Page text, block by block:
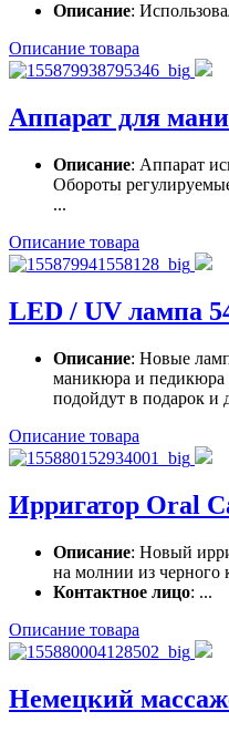
Описание:
Описание товара
Аппарат для
Описание: Аппарат
Обороты
...
Описание товара
LED / UV лампа
Описание: Новые
маникюра и педикюра
подойдут в подарок и
Описание товара
Ирригатор Oral
Описание: Новый
на молнии из черного
Контактное лицо: ...
Описание товара
Немецкий